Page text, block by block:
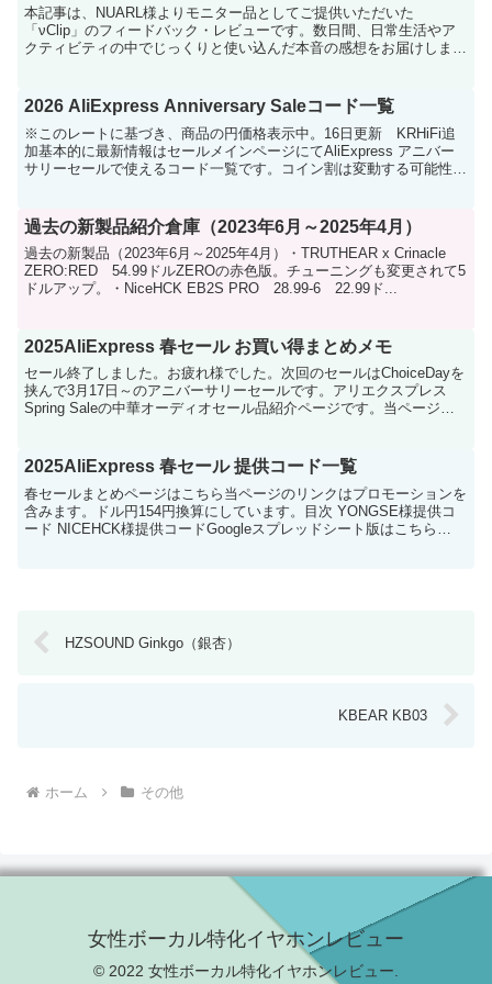
本記事は、NUARL様よりモニター品としてご提供いただいた
「νClip」のフィードバック・レビューです。数日間、日常生活やア
クティビティの中でじっくりと使い込んだ本音の感想をお届けしま
2026 AliExpress Anniversary Saleコード一覧
※このレートに基づき、商品の円価格表示中。16日更新 KRHiFi追
加基本的に最新情報はセールメインページにてAliExpress アニバー
サリーセールで使えるコード一覧です。コイン割は変動する可能性が
過去の新製品紹介倉庫（2023年6月～2025年4月）
過去の新製品（2023年6月～2025年4月）・TRUTHEAR x Crinacle
ZERO:RED 54.99ドルZEROの赤色版。チューニングも変更されて5
ドルアップ。・NiceHCK EB2S PRO 28.99-6 22.99ド...
2025AliExpress 春セール お買い得まとめメモ
セール終了しました。お疲れ様でした。次回のセールはChoiceDayを
挟んで3月17日～のアニバーサリーセールです。アリエクスプレス
Spring Saleの中華オーディオセール品紹介ページです。当ページの
2025AliExpress 春セール 提供コード一覧
春セールまとめページはこちら当ページのリンクはプロモーションを
含みます。ドル円154円換算にしています。目次 YONGSE様提供コ
ード NICEHCK様提供コードGoogleスプレッドシート版はこちら
HZSOUND Ginkgo（銀杏）
KBEAR KB03
ホーム その他
女性ボーカル特化イヤホンレビュー
© 2022 女性ボーカル特化イヤホンレビュー.